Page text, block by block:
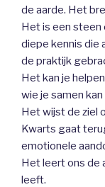
de aarde. Het
Het is een steen
diepe kennis die
de praktijk
Het kan je
wie je samen
Het wijst de ziel
Kwarts gaat
emotionele
Het leert ons de
leeft.